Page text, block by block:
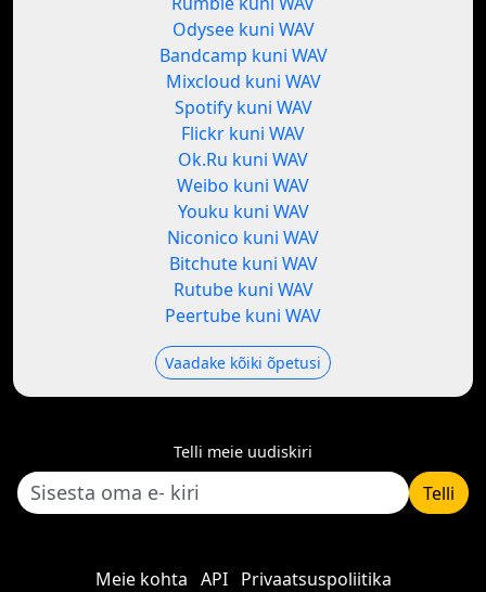
Odysee kuni WAV
Bandcamp kuni WAV
Mixcloud kuni WAV
Spotify kuni WAV
Flickr kuni WAV
Ok.Ru kuni WAV
Weibo kuni WAV
Youku kuni WAV
Niconico kuni WAV
Bitchute kuni WAV
Rutube kuni WAV
Peertube kuni WAV
Vaadake kõiki õpetusi
Telli meie uudiskiri
Telli
Meie kohta API Privaatsuspoliitika